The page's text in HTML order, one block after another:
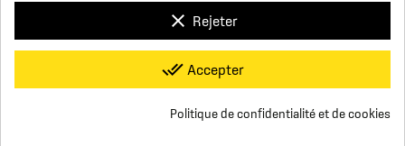
LinkedIn
Conditions générales de vente
Paiement sécurisé
Qui sommes-nous ?
Foire aux Questions
Mentions légales
Conditions de livraisons et de retours
Respect de la vie privée
Click For Foot x
clear Rejeter
done_all Accepter
Politique de confidentialité et de cookies